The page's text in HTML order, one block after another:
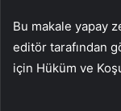
Bu makale yapay
editör tarafından
için Hüküm ve